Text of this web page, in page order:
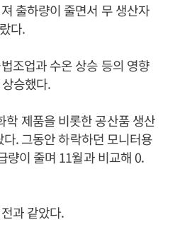
출하량이 줄면서 무 생산자
다.
조업과 수온 상승 등의 영향
승했다.
학 제품을 비롯한 공산품 생산
. 그동안 하락하던 모니터용
량이 줄며 11월과 비교해 0.
과 같았다.